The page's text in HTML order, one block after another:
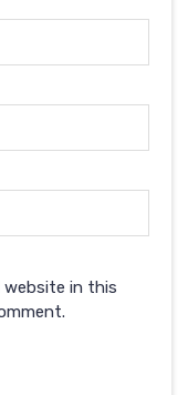
website in this